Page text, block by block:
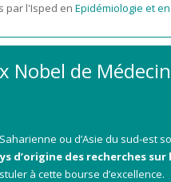
par l'Isped en Epidémiologie et
Nobel de
ou d’Asie du sud-est
d’origine des recherches
à cette bourse d’excellence.